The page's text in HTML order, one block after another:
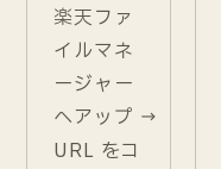
楽天ファ
イルマネ
ージャー
へアップ →
URL をコ